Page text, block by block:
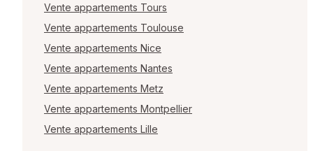
Vente appartements Tours
Vente appartements Toulouse
Vente appartements Nice
Vente appartements Nantes
Vente appartements Metz
Vente appartements Montpellier
Vente appartements Lille